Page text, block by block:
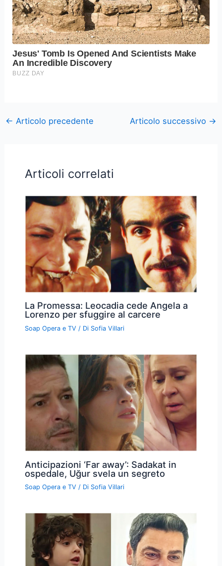
← Articolo precedente Articolo successivo →
Articoli correlati
La Promessa: Leocadia cede Angela a
Lorenzo per sfuggire al carcere
Soap Opera e TV / Di Sofia Villari
Anticipazioni ‘Far away’: Sadakat in
ospedale, Uğur svela un segreto
Soap Opera e TV / Di Sofia Villari